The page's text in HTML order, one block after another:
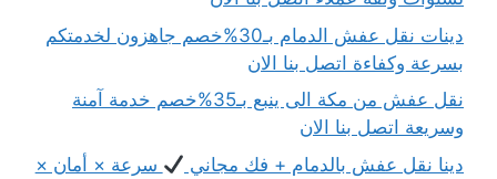
دينات نقل عفش الدمام بـ30%خصم جاهزون لخدمتكم
بسرعة وكفاءة اتصل بنا الان
نقل عفش من مكة الى ينبع بـ35%خصم خدمة آمنة
وسريعة اتصل بنا الان
دينا نقل عفش بالدمام + فك مجاني
سرعة × أمان ×